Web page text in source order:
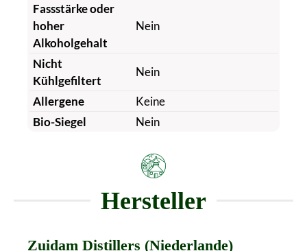
Fassstärke oder
hoher
Alkoholgehalt
Nein
Nicht
Kühlgefiltert
Nein
Allergene
Keine
Bio-Siegel
Nein
Hersteller
Zuidam Distillers (Niederlande)